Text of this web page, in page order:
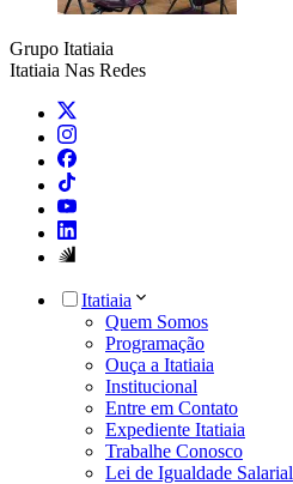
Grupo Itatiaia
Itatiaia Nas Redes
Itatiaia
Quem Somos
Programação
Ouça a Itatiaia
Institucional
Entre em Contato
Expediente Itatiaia
Trabalhe Conosco
Lei de Igualdade Salarial